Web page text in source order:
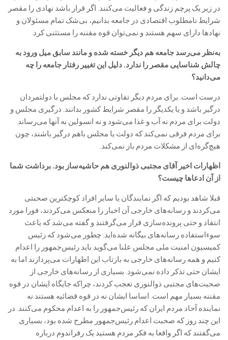
در زیر یک پرچم زندگی و فعالیت می‌کنند. اگر قرار باشد نهادی را مقصر
شرایط نامطلوب اقتصادی در جامعه بدانیم، بی‌‌‌شک تمام مسئولان و
نهادها دارای سهم هستند و نمی‌توان قوه مقننه را مستثنی کرد.
به‌نظر می‌رسد جامعه هم دیگر خسته شده و مانند سابق میل ورود به
چالش شناسایی مقصر را ندارد. دلیل این تغییر رفتار جامعه را چه
می‌دانید؟
‎درست است. برای مردم دیگر تفاوتی ندارد که مجلس با دولتمردان
درگیر باشد و یا یکدیگر را مقصر شرایط کشور بدانند. درگیری مجلس و
دولت برای مردم نه آب و غذا می‌شود و نه انسولین به آنها می‌رساند.
برای مردم فرقی نمی‌کند که دولت یا مجلس باهم درگیر باشند، چون
هیچ‌گره‌ای از مشکلات مردم باز نمی‌کند.
اظهارات اخیر آقای مجتبی ذوالنوری هم حاشیه‌ساز بود. برداشت شما
از آن ادعاها چیست؟
قبلا شاهد بودیم که اگر نمایندگان یا سایر افراد کوچکترین صحبتی
می‌کردند و رسانه‌های خارجی آن اخبار را منعکس می‌کردند، فورا مورد
انتقاد و حتی پرونده‌سازی قرار می‌گرفتند و گفته می‌شد که باعث
سوءاستفاده رسانه‌های بیگانه شده‌اید. چطور می‌شود که رئیس
کمیسیون امنیت ملی مجلس علنا می‌گوید باید رئیس‌جمهور را اعدام
کنیم و همه رسانه‌های خارجی به بازتاب این اظهارات می‌پردازند اما به
ایشان حتی تذکر داده نمی‌شود. بسیاری از رسانه‌های خارجی از
صحبت‌های مجتبی ذوالنوری تعجب کردند، چراکه جایگاه ایشان در قوه
مقننه بسیار مهم است. اساسا ایشان نه در قوه قضائیه هستند نه
نماینده آحاد مردم ایران که رئیس‌جمهور را به اعدام محکوم می‌کنند. در
این چند روز که صحبت اعدام رئیس‌جمهور مطرح شده بود، بسیاری
می‌گفتند که اگر واقعا به فکر مردم هستید یک رفراندوم درباره